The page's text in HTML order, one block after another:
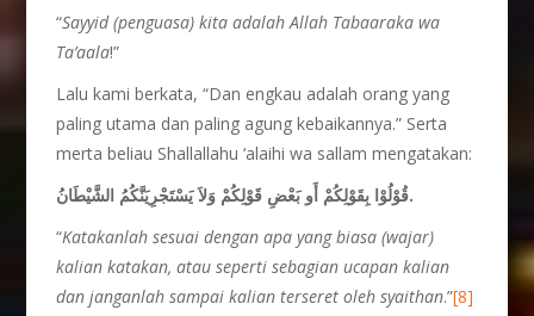
“Sayyid (penguasa) kita adalah Allah Tabaaraka wa
Ta’aala!”
Lalu kami berkata, “Dan engkau adalah orang yang
paling utama dan paling agung kebaikannya.” Serta
merta beliau Shallallahu ‘alaihi wa sallam mengatakan:
قُوْلُوْا بِقَوْلِكُمْ أَو بَعْضِ قَوْلِكُمْ وَلاَ يَسْتَجْرِيَنَّكُمُ الشَّيْطَانُ.
“Katakanlah sesuai dengan apa yang biasa (wajar)
kalian katakan, atau seperti sebagian ucapan kalian
dan janganlah sampai kalian terseret oleh syaithan.”[8]